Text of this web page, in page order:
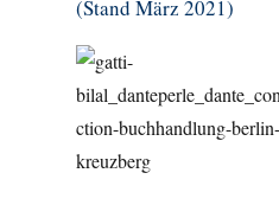
(Stand März 2021)